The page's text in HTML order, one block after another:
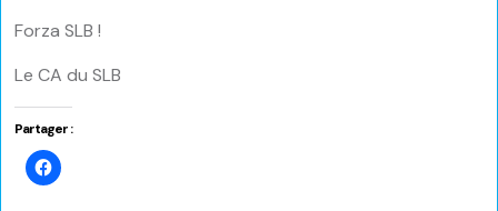
Forza SLB !
Le CA du SLB
Partager :
Cliquez
pour